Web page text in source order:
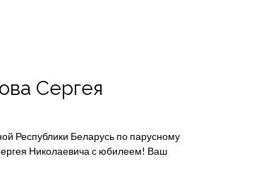
Сергея
Республики Беларусь по парусному
Николаевича с юбилеем! Ваш